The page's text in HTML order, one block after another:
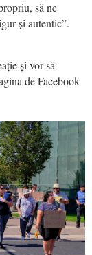
să ne
și autentic”.
și vor să
de Facebook